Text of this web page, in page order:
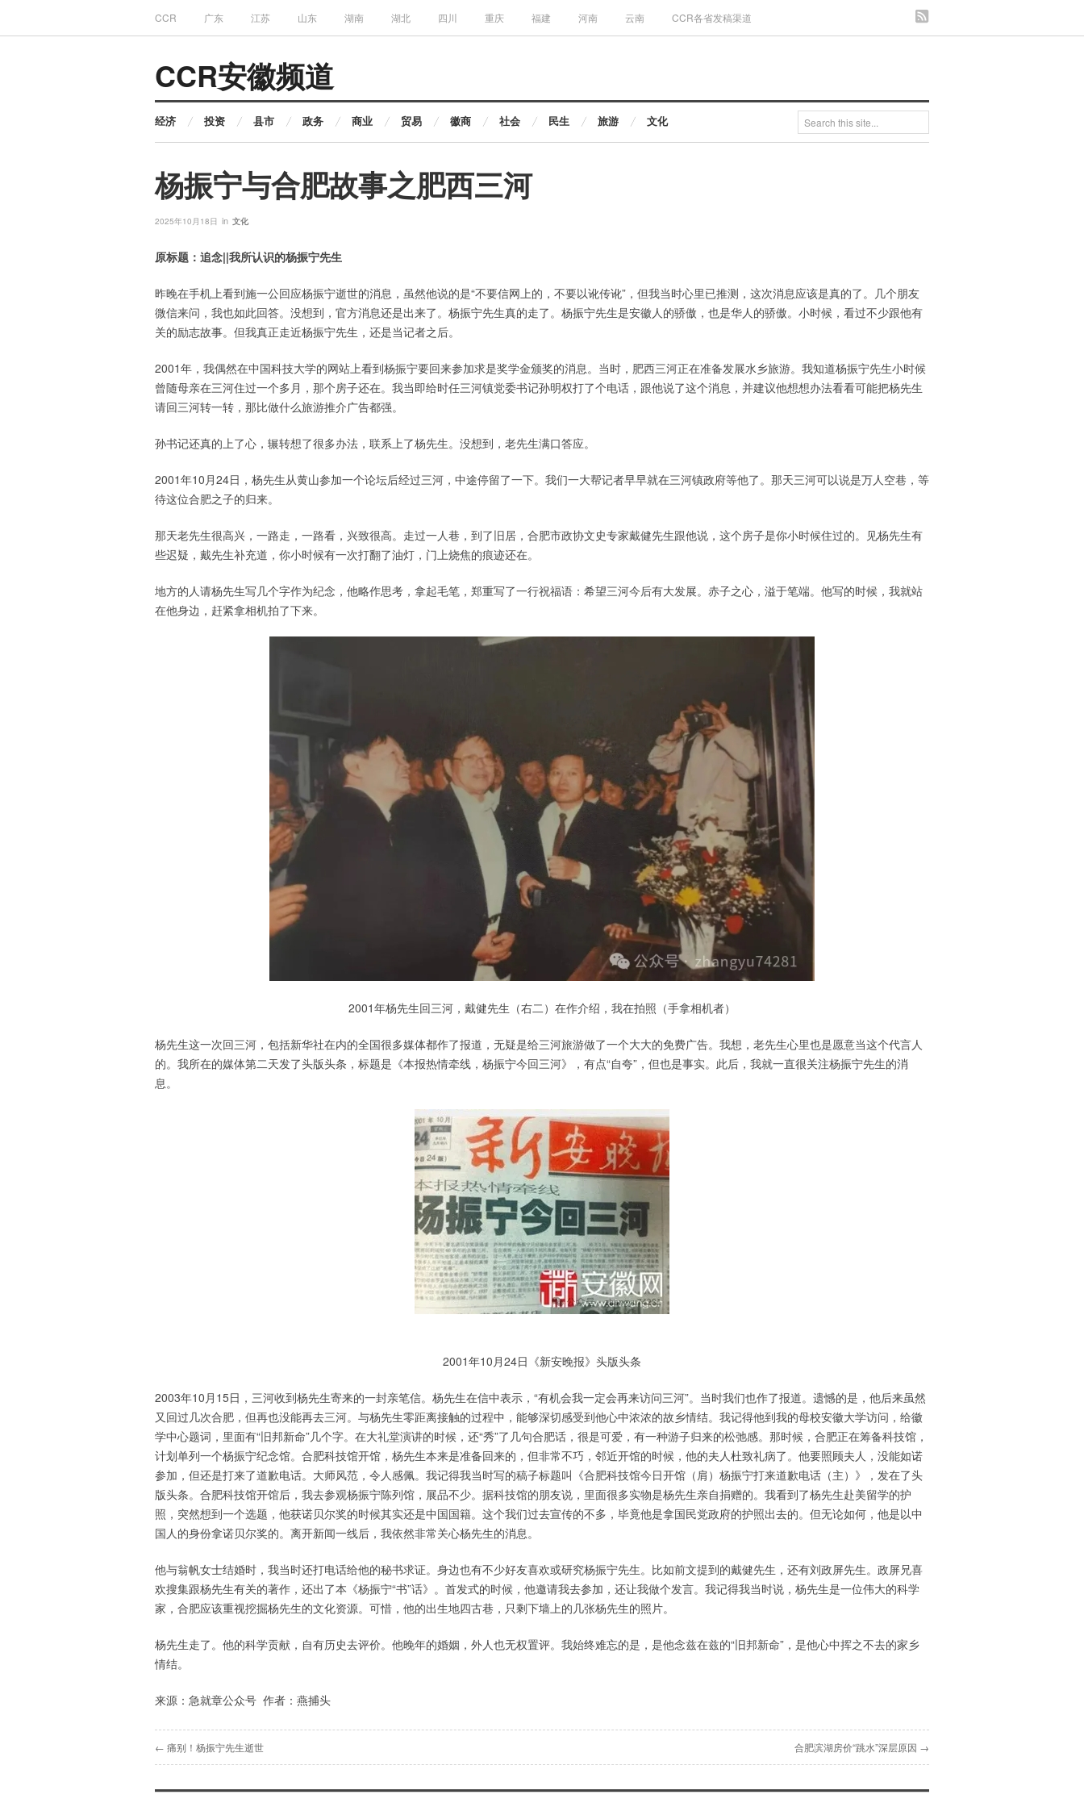
CCR 广东 江苏 山东 湖南 湖北 四川 重庆 福建 河南 云南 CCR各省发稿渠道
CCR安徽频道
经济 投资 县市 政务 商业 贸易 徽商 社会 民生 旅游 文化
杨振宁与合肥故事之肥西三河
2025年10月18日 in 文化
原标题：追念||我所认识的杨振宁先生
昨晚在手机上看到施一公回应杨振宁逝世的消息，虽然他说的是“不要信网上的，不要以讹传讹”，但我当时心里已推测，这次消息应该是真的了。几个朋友
微信来问，我也如此回答。没想到，官方消息还是出来了。杨振宁先生真的走了。杨振宁先生是安徽人的骄傲，也是华人的骄傲。小时候，看过不少跟他有
关的励志故事。但我真正走近杨振宁先生，还是当记者之后。
2001年，我偶然在中国科技大学的网站上看到杨振宁要回来参加求是奖学金颁奖的消息。当时，肥西三河正在准备发展水乡旅游。我知道杨振宁先生小时候
曾随母亲在三河住过一个多月，那个房子还在。我当即给时任三河镇党委书记孙明权打了个电话，跟他说了这个消息，并建议他想想办法看看可能把杨先生
请回三河转一转，那比做什么旅游推介广告都强。
孙书记还真的上了心，辗转想了很多办法，联系上了杨先生。没想到，老先生满口答应。
2001年10月24日，杨先生从黄山参加一个论坛后经过三河，中途停留了一下。我们一大帮记者早早就在三河镇政府等他了。那天三河可以说是万人空巷，等
待这位合肥之子的归来。
那天老先生很高兴，一路走，一路看，兴致很高。走过一人巷，到了旧居，合肥市政协文史专家戴健先生跟他说，这个房子是你小时候住过的。见杨先生有
些迟疑，戴先生补充道，你小时候有一次打翻了油灯，门上烧焦的痕迹还在。
地方的人请杨先生写几个字作为纪念，他略作思考，拿起毛笔，郑重写了一行祝福语：希望三河今后有大发展。赤子之心，溢于笔端。他写的时候，我就站
在他身边，赶紧拿相机拍了下来。
2001年杨先生回三河，戴健先生（右二）在作介绍，我在拍照（手拿相机者）
杨先生这一次回三河，包括新华社在内的全国很多媒体都作了报道，无疑是给三河旅游做了一个大大的免费广告。我想，老先生心里也是愿意当这个代言人
的。我所在的媒体第二天发了头版头条，标题是《本报热情牵线，杨振宁今回三河》，有点“自夸”，但也是事实。此后，我就一直很关注杨振宁先生的消
息。
2001年10月24日《新安晚报》头版头条
2003年10月15日，三河收到杨先生寄来的一封亲笔信。杨先生在信中表示，“有机会我一定会再来访问三河”。当时我们也作了报道。遗憾的是，他后来虽然
又回过几次合肥，但再也没能再去三河。与杨先生零距离接触的过程中，能够深切感受到他心中浓浓的故乡情结。我记得他到我的母校安徽大学访问，给徽
学中心题词，里面有“旧邦新命”几个字。在大礼堂演讲的时候，还“秀”了几句合肥话，很是可爱，有一种游子归来的松弛感。那时候，合肥正在筹备科技馆，
计划单列一个杨振宁纪念馆。合肥科技馆开馆，杨先生本来是准备回来的，但非常不巧，邻近开馆的时候，他的夫人杜致礼病了。他要照顾夫人，没能如诺
参加，但还是打来了道歉电话。大师风范，令人感佩。我记得我当时写的稿子标题叫《合肥科技馆今日开馆（肩）杨振宁打来道歉电话（主）》，发在了头
版头条。合肥科技馆开馆后，我去参观杨振宁陈列馆，展品不少。据科技馆的朋友说，里面很多实物是杨先生亲自捐赠的。我看到了杨先生赴美留学的护
照，突然想到一个选题，他获诺贝尔奖的时候其实还是中国国籍。这个我们过去宣传的不多，毕竟他是拿国民党政府的护照出去的。但无论如何，他是以中
国人的身份拿诺贝尔奖的。离开新闻一线后，我依然非常关心杨先生的消息。
他与翁帆女士结婚时，我当时还打电话给他的秘书求证。身边也有不少好友喜欢或研究杨振宁先生。比如前文提到的戴健先生，还有刘政屏先生。政屏兄喜
欢搜集跟杨先生有关的著作，还出了本《杨振宁“书”话》。首发式的时候，他邀请我去参加，还让我做个发言。我记得我当时说，杨先生是一位伟大的科学
家，合肥应该重视挖掘杨先生的文化资源。可惜，他的出生地四古巷，只剩下墙上的几张杨先生的照片。
杨先生走了。他的科学贡献，自有历史去评价。他晚年的婚姻，外人也无权置评。我始终难忘的是，是他念兹在兹的“旧邦新命”，是他心中挥之不去的家乡
情结。
来源：急就章公众号 作者：燕捕头
← 痛别！杨振宁先生逝世 合肥滨湖房价“跳水”深层原因 →